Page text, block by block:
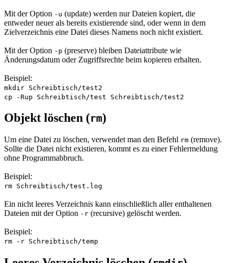
Mit der Option -u (update) werden nur Dateien kopiert, die
entweder neuer als bereits existierende sind, oder wenn in dem
Zielverzeichnis eine Datei dieses Namens noch nicht existiert.
Mit der Option -p (preserve) bleiben Dateiattribute wie
Änderungsdatum oder Zugriffsrechte beim kopieren erhalten.
Beispiel:
mkdir Schreibtisch/test2
cp -Rup Schreibtisch/test Schreibtisch/test2
Objekt löschen (rm)
Um eine Datei zu löschen, verwendet man den Befehl rm (remove).
Sollte die Datei nicht existieren, kommt es zu einer Fehlermeldung
ohne Programmabbruch.
Beispiel:
rm Schreibtisch/test.log
Ein nicht leeres Verzeichnis kann einschließlich aller enthaltenen
Dateien mit der Option -r (recursive) gelöscht werden.
Beispiel:
rm -r Schreibtisch/temp